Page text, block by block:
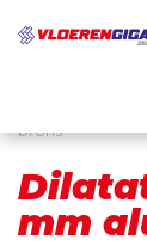
brons
mm